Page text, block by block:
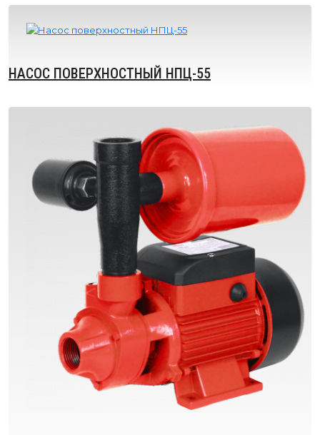
НАСОС ПОВЕРХНОСТНЫЙ НПЦ-55